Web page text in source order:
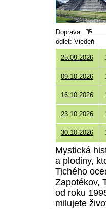
Doprava:
odlet: Viedeň
25.09.2026
09.10.2026
16.10.2026
23.10.2026
30.10.2026
Mystická
a plodiny,
Tichého
Zapotékov,
od roku
milujete